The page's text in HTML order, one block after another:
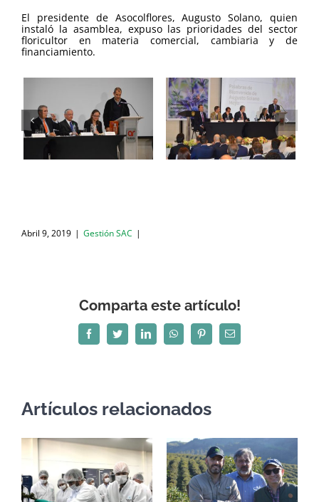
El presidente de Asocolflores, Augusto Solano, quien
instaló la asamblea, expuso las prioridades del sector
floricultor en materia comercial, cambiaria y de
financiamiento.
Abril 9, 2019 | Gestión SAC |
Comparta este artículo!
FacebookTwitterLinkedInWhatsAppPinterestCorreo
electrónico
Artículos relacionados